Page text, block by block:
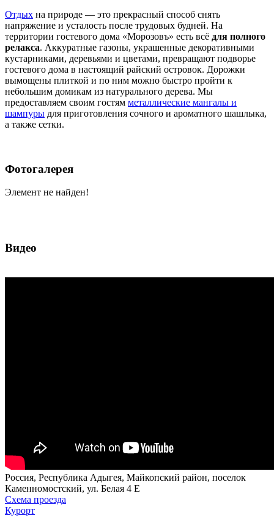
Отдых на природе — это прекрасный способ снять
напряжение и усталость после трудовых будней. На
территории гостевого дома «Морозовъ» есть всё для полного
релакса. Аккуратные газоны, украшенные декоративными
кустарниками, деревьями и цветами, превращают подворье
гостевого дома в настоящий райский островок. Дорожки
вымощены плиткой и по ним можно быстро пройти к
небольшим домикам из натурального дерева. Мы
предоставляем своим гостям металлические мангалы и
шампуры для приготовления сочного и ароматного шашлыка,
а также сетки.
Фотогалерея
Элемент не найден!
Видео
Россия, Республика Адыгея, Майкопский район, поселок
Каменномостский, ул. Белая 4 Е
Схема проезда
Курорт